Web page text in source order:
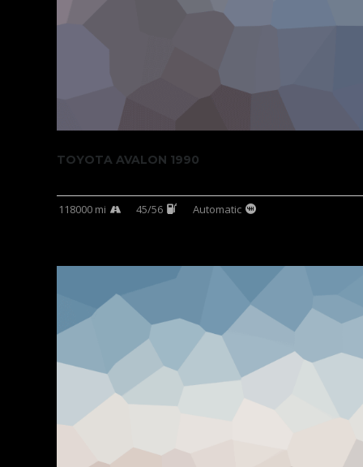
TOYOTA AVALON 1990
118000 mi 45/56 Automatic